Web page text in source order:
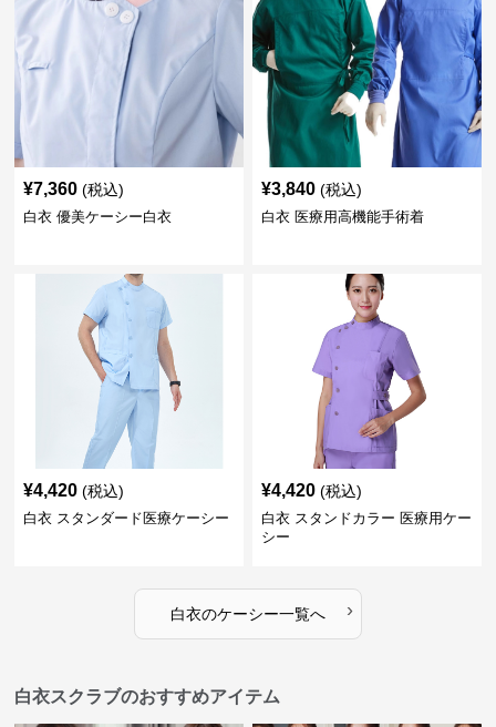
¥7,360 (税込)
白衣 優美ケーシー白衣
¥3,840 (税込)
白衣 医療用高機能手術着
¥4,420 (税込)
白衣 スタンダード医療ケーシー
¥4,420 (税込)
白衣 スタンドカラー 医療用ケー
シー
白衣のケーシー一覧へ ›
白衣スクラブのおすすめアイテム